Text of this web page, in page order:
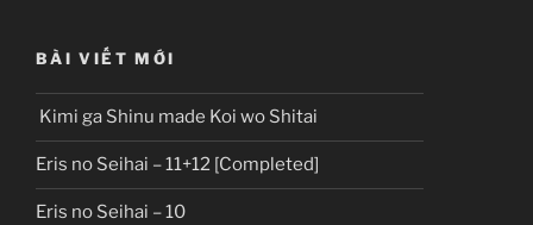
BÀI VIẾT MỚI
Kimi ga Shinu made Koi wo Shitai
Eris no Seihai – 11+12 [Completed]
Eris no Seihai – 10